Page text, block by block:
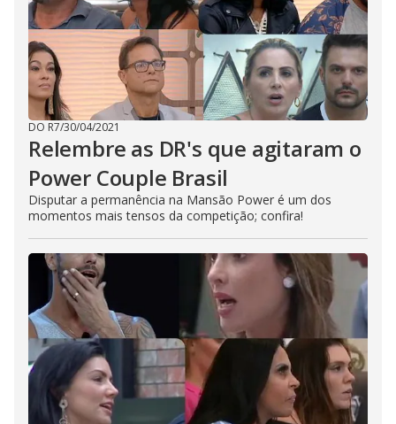
DO R7/30/04/2021
Relembre as DR's que agitaram o
Power Couple Brasil
Disputar a permanência na Mansão Power é um dos
momentos mais tensos da competição; confira!